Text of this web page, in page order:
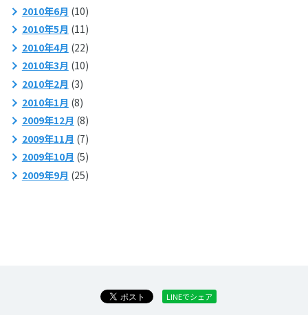
2010年6月 (10)
2010年5月 (11)
2010年4月 (22)
2010年3月 (10)
2010年2月 (3)
2010年1月 (8)
2009年12月 (8)
2009年11月 (7)
2009年10月 (5)
2009年9月 (25)
LINEでシェア